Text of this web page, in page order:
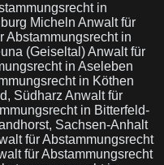
in
Micheln Anwalt für
Abstammungsrecht in
(Geiseltal)Anwalt für
in Aseleben
in Köthen
Südharz Anwalt für
in Bitterfeld-
Sachsen-Anhalt
für Abstammungsrecht
für Abstammungsrecht